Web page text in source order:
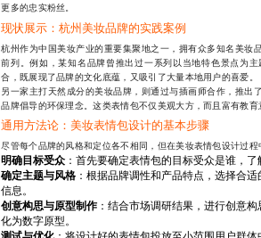
更多的忠实粉丝。
现状展示：杭州美妆品牌的实践案例
杭州作为中国美妆产业的重要集聚地之一，拥有众多知名美妆
前列。例如，某知名品牌曾推出过一系列以当地特色景点为
合，既展现了品牌的文化底蕴，又吸引了大量本地用户的喜爱。
另一家主打天然成分的美妆品牌，则通过与插画师合作，推出
品牌倡导的环保理念。这类表情包不仅美观大方，而且富有教
通用方法论：美妆表情包设计的基本步骤
尽管每个品牌的风格和定位各不相同，但在美妆表情包设计过
明确目标受众 ：首先要确定表情包的目标受众是谁，
确定主题与风格 ：根据品牌调性和产品特点，选择合
信息。
创意构思与原型制作 ：结合市场调研结果，进行创意
化为数字原型。